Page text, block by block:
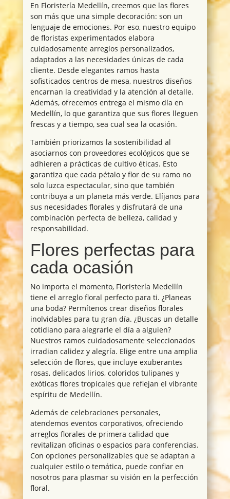
En Floristería Medellín, creemos que las flores
son más que una simple decoración: son un
lenguaje de emociones. Por eso, nuestro equipo
de floristas experimentados elabora
cuidadosamente arreglos personalizados,
adaptados a las necesidades únicas de cada
cliente. Desde elegantes ramos hasta
sofisticados centros de mesa, nuestros diseños
encarnan la creatividad y la atención al detalle.
Además, ofrecemos entrega el mismo día en
Medellín, lo que garantiza que sus flores lleguen
frescas y a tiempo, sea cual sea la ocasión.
También priorizamos la sostenibilidad al
asociarnos con proveedores ecológicos que se
adhieren a prácticas de cultivo éticas. Esto
garantiza que cada pétalo y flor de su ramo no
solo luzca espectacular, sino que también
contribuya a un planeta más verde. Elíjanos para
sus necesidades florales y disfrutará de una
combinación perfecta de belleza, calidad y
responsabilidad.
Flores perfectas para
cada ocasión
No importa el momento, Floristería Medellín
tiene el arreglo floral perfecto para ti. ¿Planeas
una boda? Permítenos crear diseños florales
inolvidables para tu gran día. ¿Buscas un detalle
cotidiano para alegrarle el día a alguien?
Nuestros ramos cuidadosamente seleccionados
irradian calidez y alegría. Elige entre una amplia
selección de flores, que incluye exuberantes
rosas, delicados lirios, coloridos tulipanes y
exóticas flores tropicales que reflejan el vibrante
espíritu de Medellín.
Además de celebraciones personales,
atendemos eventos corporativos, ofreciendo
arreglos florales de primera calidad que
revitalizan oficinas o espacios para conferencias.
Con opciones personalizables que se adaptan a
cualquier estilo o temática, puede confiar en
nosotros para plasmar su visión en la perfección
floral.